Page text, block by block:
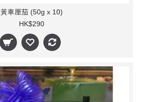
黃車厘茄 (50g x 10)
HK$290